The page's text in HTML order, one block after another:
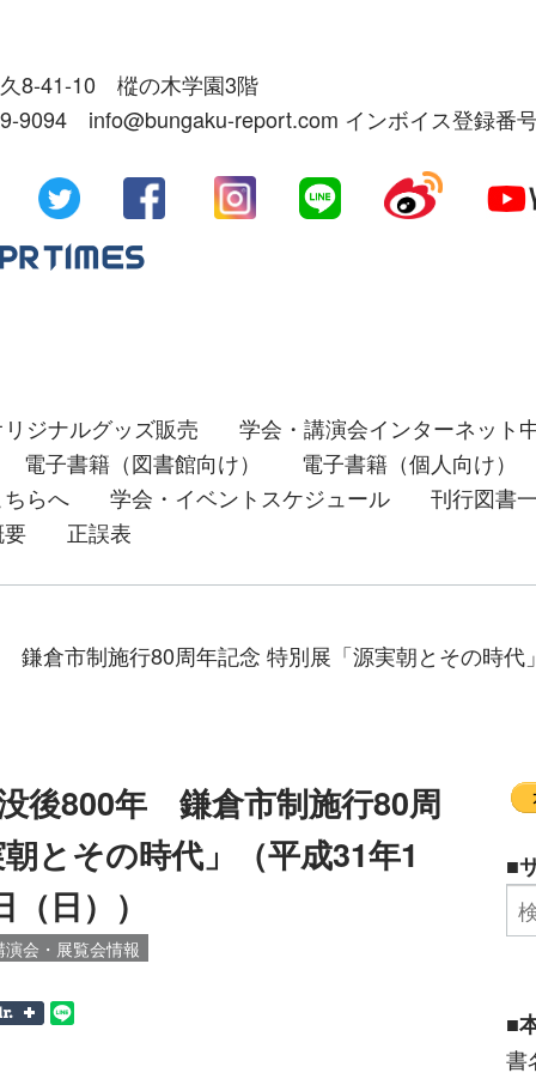
8-41-10 樅の木学園3階
9094 info@bungaku-report.com インボイス登録番
ジナルグッズ販売
学会・講演会インターネット
電子書籍（図書館向け）
電子書籍（個人向け）
らへ
学会・イベントスケジュール
刊行図書
正誤表
倉市制施行80周年記念 特別展「源実朝とその時代
後800年 鎌倉市制施行80周
とその時代」（平成31年1
日））
会・展覧会情報
■
■
書